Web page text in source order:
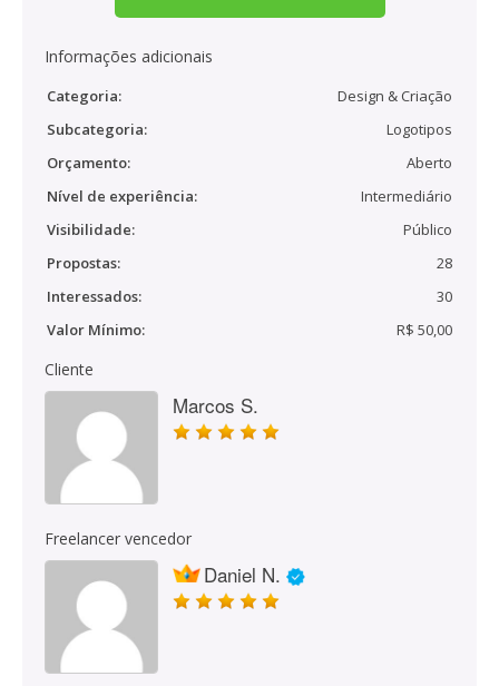
Informações adicionais
Categoria:
Design & Criação
Subcategoria:
Logotipos
Orçamento:
Aberto
Nível de experiência:
Intermediário
Visibilidade:
Público
Propostas:
28
Interessados:
30
Valor Mínimo:
R$ 50,00
Cliente
Marcos S.
Freelancer vencedor
Daniel N.